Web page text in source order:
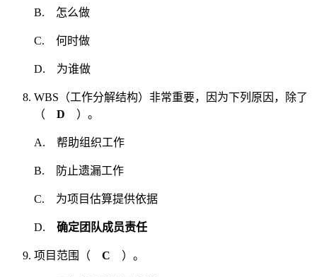
B. 怎么做
C. 何时做
D. 为谁做
WBS（工作分解结构）非常重要，因为下列原因，除了
（ D ）。
A. 帮助组织工作
B. 防止遗漏工作
C. 为项目估算提供依据
D. 确定团队成员责任
项目范围（ C ）。